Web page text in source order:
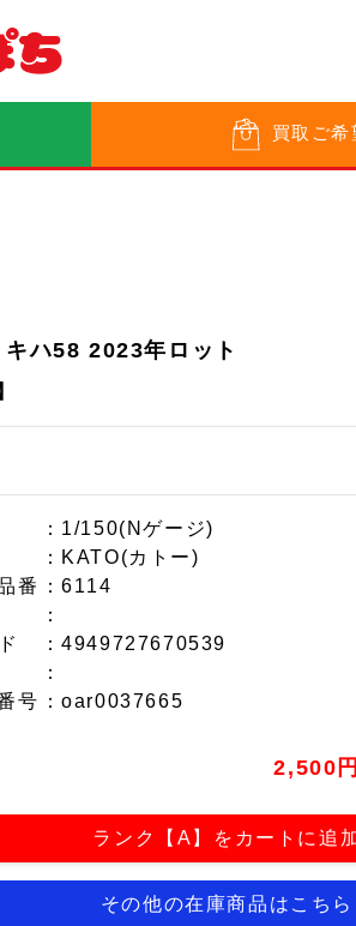
買取 ご
キハ58 2023年ロット
：1/150(Nゲージ)
：KATO(カトー)
番
：6114
：
：4949727670539
：
号 ：oar0037665
2,500
ランク【A】をカートに追
その他の在庫商品はこちら